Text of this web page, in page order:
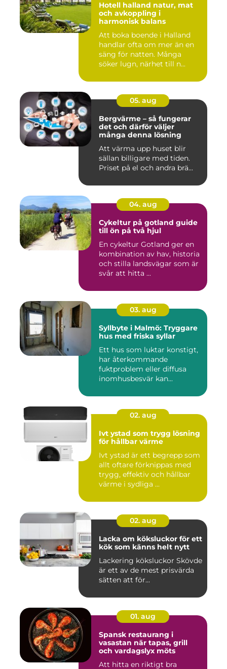
Hotell halland natur, mat
och avkoppling i
harmonisk balans
Att boka boende i Halland
handlar ofta om mer än en
säng för natten. Många
söker lugn, närhet till n...
05. aug
Bergvärme – så fungerar
det och därför väljer
många denna lösning
Att värma upp huset blir
sällan billigare med tiden.
Priset på el och andra brä...
04. aug
Cykeltur på gotland guide
till ön på två hjul
En cykeltur Gotland ger en
kombination av hav, historia
och stilla landsvägar som är
svår att hitta ...
03. aug
Syllbyte i Malmö: Tryggare
hus med friska syllar
Ett hus som luktar konstigt,
har återkommande
fuktproblem eller diffusa
inomhusbesvär kan...
02. aug
Ivt ystad som trygg lösning
för hållbar värme
Ivt ystad är ett begrepp som
allt oftare förknippas med
trygg, effektiv och hållbar
värme i sydliga ...
02. aug
Lacka om köksluckor för ett
kök som känns helt nytt
Lackering köksluckor Skövde
är ett av de mest prisvärda
sätten att för...
01. aug
Spansk restaurang i
vasastan när tapas, grill
och vardagslyx möts
Att hitta en riktigt bra